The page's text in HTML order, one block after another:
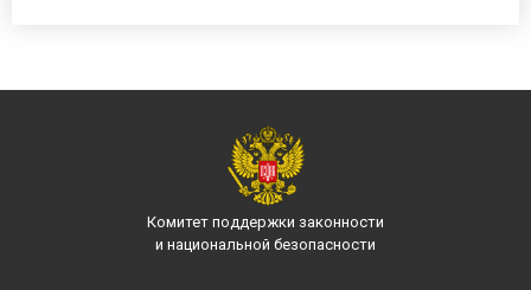
Комитет поддержки законности
и национальной безопасности